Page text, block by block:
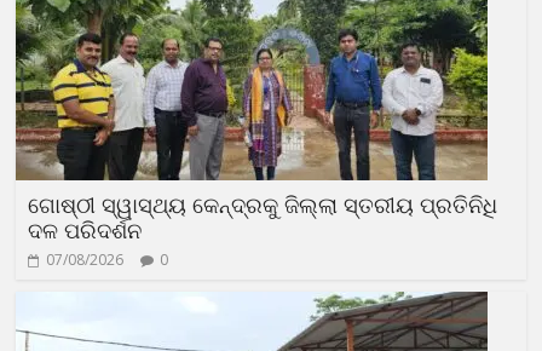
ଗୋଷ୍ଠୀ ସ୍ୱାସ୍ଥ୍ୟ କେନ୍ଦ୍ରକୁ ଜିଲ୍ଲା ସ୍ତରୀୟ ପ୍ରତିନିଧି
ଦଳ ପରିଦର୍ଶନ
07/08/2026 0